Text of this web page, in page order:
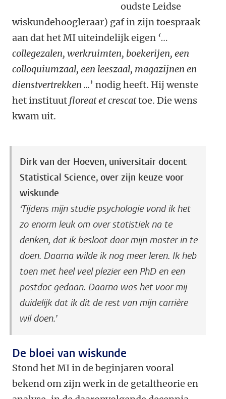
oudste Leidse
wiskundehoogleraar) gaf in zijn toespraak
aan dat het MI uiteindelijk eigen ‘…
collegezalen, werkruimten, boekerijen, een
colloquiumzaal, een leeszaal, magazijnen en
dienstvertrekken ...’ nodig heeft. Hij wenste
het instituut floreat et crescattoe. Die wens
kwam uit.
Dirk van der Hoeven, universitair docent
Statistical Science, over zijn keuze voor
wiskunde
‘Tijdens mijn studie psychologie vond ik het
zo enorm leuk om over statistiek na te
denken, dat ik besloot daar mijn master in te
doen. Daarna wilde ik nog meer leren. Ik heb
toen met heel veel plezier een PhD en een
postdoc gedaan. Daarna was het voor mij
duidelijk dat ik dit de rest van mijn carrière
wil doen.’
De bloei van wiskunde
Stond het MI in de beginjaren vooral
bekend om zijn werk in de getaltheorie en